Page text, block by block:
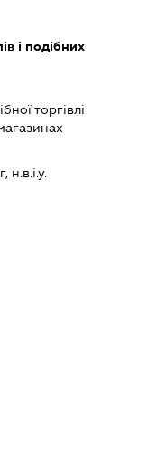
і подібних
торгівлі
н.в.і.у.